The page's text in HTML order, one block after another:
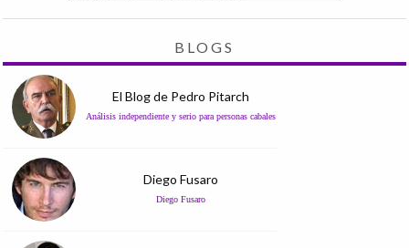
BLOGS
El Blog de Pedro Pitarch
Análisis independiente y serio para personas cabales
Diego Fusaro
Diego Fusaro